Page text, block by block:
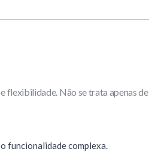
flexibilidade. Não se trata apenas de
funcionalidade complexa.